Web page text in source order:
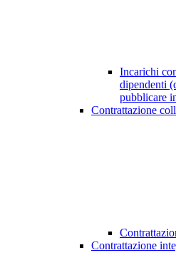
Incarichi
dipendenti
pubblicare
Contrattazione
Contrattazione